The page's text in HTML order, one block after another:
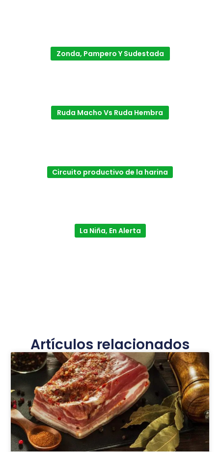
Zonda, Pampero Y Sudestada
Ruda Macho Vs Ruda Hembra
Circuito productivo de la harina
La Niña, En Alerta
Artículos relacionados